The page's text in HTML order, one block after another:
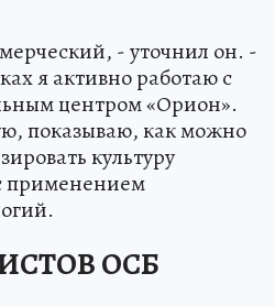
- уточнил он. -
я активно работаю с
центром «Орион».
показываю, как можно
культуру
применением
ОСБ